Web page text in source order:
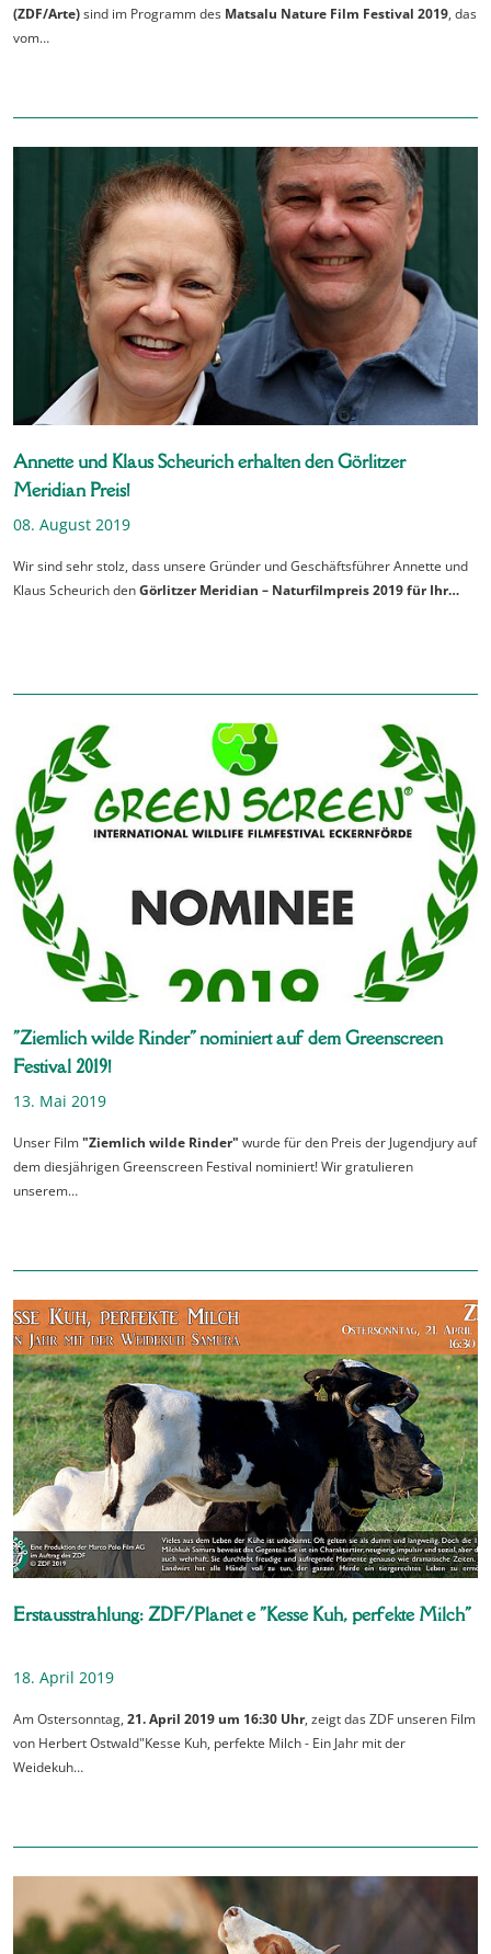
(ZDF/Arte)sind im Programm des Matsalu Nature Film Festival 2019, das
vom…
Annette und Klaus Scheurich erhalten den Görlitzer
Meridian Preis!
08. August 2019
Wir sind sehr stolz, dass unsere Gründer und Geschäftsführer Annette und
Klaus Scheurich denGörlitzer Meridian – Naturfilmpreis 2019 für Ihr…
"Ziemlich wilde Rinder" nominiert auf dem Greenscreen
Festival 2019!
13. Mai 2019
Unser Film"Ziemlich wilde Rinder" wurde für den Preis der Jugendjury auf
dem diesjährigen Greenscreen Festival nominiert! Wir gratulieren
unserem…
Erstausstrahlung: ZDF/Planet e "Kesse Kuh, perfekte Milch"
18. April 2019
Am Ostersonntag, 21. April 2019 um 16:30 Uhr, zeigt das ZDF unseren Film
von Herbert Ostwald"Kesse Kuh, perfekte Milch - Ein Jahr mit der
Weidekuh…